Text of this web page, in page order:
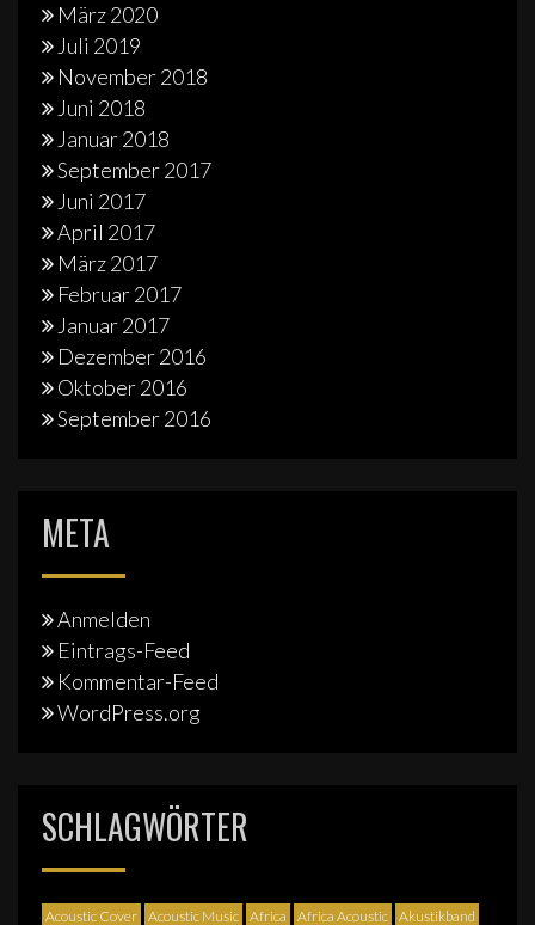
März 2020
Juli 2019
November 2018
Juni 2018
Januar 2018
September 2017
Juni 2017
April 2017
März 2017
Februar 2017
Januar 2017
Dezember 2016
Oktober 2016
September 2016
META
Anmelden
Eintrags-Feed
Kommentar-Feed
WordPress.org
SCHLAGWÖRTER
Acoustic Cover Acoustic Music Africa Africa Acoustic Akustikband